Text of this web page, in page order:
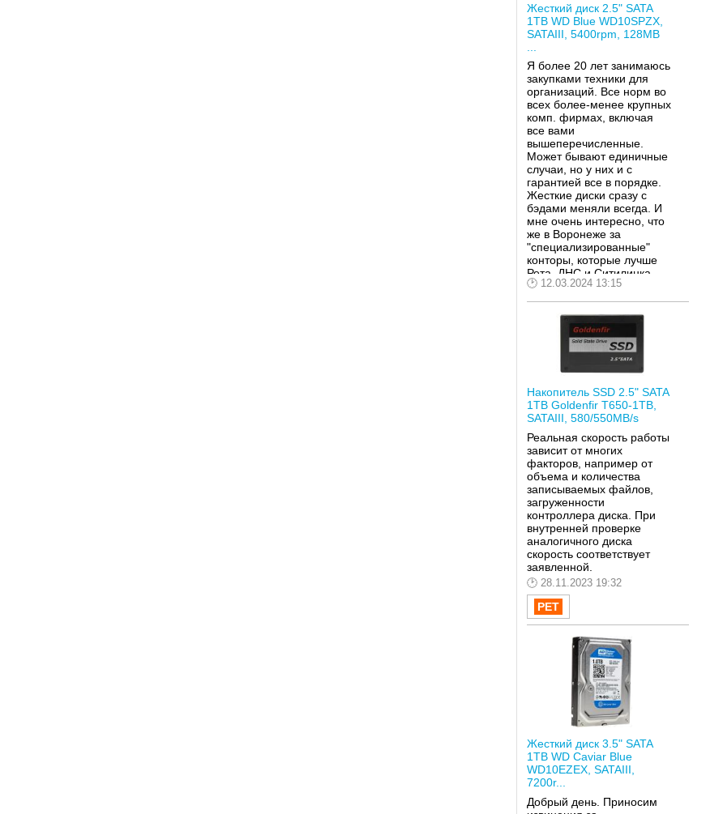
Жесткий диск 2.5" SATA
1TB WD Blue WD10SPZX,
SATAIII, 5400rpm, 128MB
Я более 20 лет занимаюсь
закупками техники для
организаций. Все норм во
всех более-менее крупных
комп. фирмах, включая
все вами
вышеперечисленные.
Может бывают единичные
случаи, но у них и с
гарантией все в порядке.
Жесткие диски сразу с
бэдами меняли всегда. И
мне очень интересно, что
же в Воронеже за
"специализированные"
конторы, которые лучше
Рета, ДНС и Ситилинка.
12.03.2024 13:15
Накопитель SSD 2.5" SATA
1TB Goldenfir T650-1TB,
SATAIII, 580/550MB/s
Реальная скорость работы
зависит от многих
факторов, например от
объема и количества
записываемых файлов,
загруженности
контроллера диска. При
внутренней проверке
аналогичного диска
скорость соответствует
заявленной.
28.11.2023 19:32
Жесткий диск 3.5" SATA
1TB WD Caviar Blue
WD10EZEX, SATAIII,
7200r...
Добрый день. Приносим